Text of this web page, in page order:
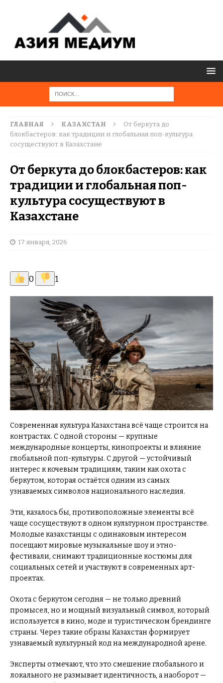
ГЛАВНАЯ КАЗАХСТАН
От беркута до
блокбастеров: как традиции и глобальная поп-культура
сосуществуют в Казахстане
От беркута до блокбастеров: как
традиции и глобальная поп-
культура сосуществуют в
Казахстане
17 января, 2026
0 1
Современная культура Казахстана всё чаще строится на
контрастах. С одной стороны — крупные
международные концерты, кинопроекты и влияние
глобальной поп-культуры. С другой — устойчивый
интерес к кочевым традициям, таким как охота с
беркутом, которая остаётся одним из самых
узнаваемых символов национального наследия.
Эти, казалось бы, противоположные элементы всё
чаще сосуществуют в одном культурном пространстве.
Молодые казахстанцы с одинаковым интересом
посещают мировые музыкальные шоу и этно-
фестивали, снимают традиционные костюмы для
социальных сетей и участвуют в современных арт-
проектах.
Охота с беркутом сегодня — не только древний
промысел, но и мощный визуальный символ, который
используется в кино, моде и туристическом брендинге
страны. Через такие образы Казахстан формирует
узнаваемый культурный код на международной арене.
Эксперты отмечают, что это смешение глобального и
локального не размывает идентичность, а наоборот —